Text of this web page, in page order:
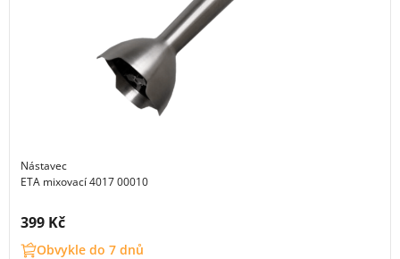
Nástavec
ETA mixovací 4017 00010
Cena s DPH:
399 Kč
Obvykle do 7 dnů